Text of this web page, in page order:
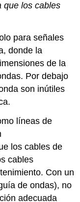
que los cables
para señales
donde la
de la
Por debajo
son inútiles
líneas de
los cables de
cables
Con un
de ondas), no
adecuada